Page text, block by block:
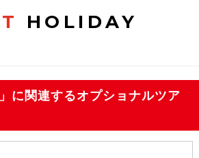
HOLIDAY
に関連するオプショナルツア